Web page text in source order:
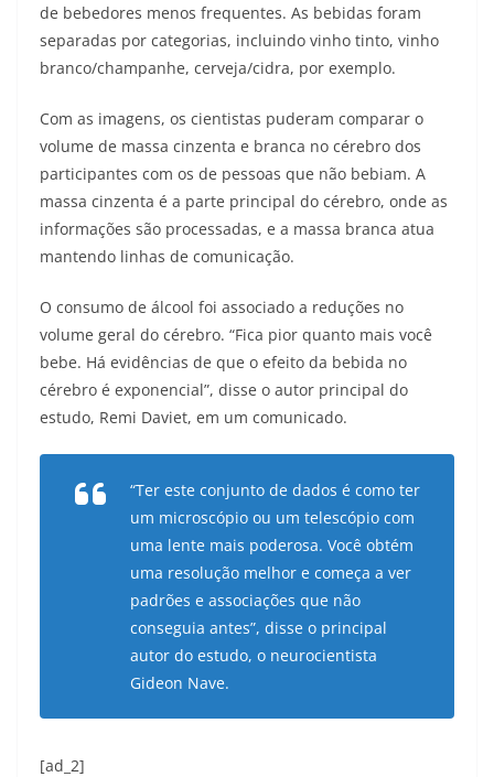
de bebedores menos frequentes. As bebidas foram
separadas por categorias, incluindo vinho tinto, vinho
branco/champanhe, cerveja/cidra, por exemplo.
Com as imagens, os cientistas puderam comparar o
volume de massa cinzenta e branca no cérebro dos
participantes com os de pessoas que não bebiam. A
massa cinzenta é a parte principal do cérebro, onde as
informações são processadas, e a massa branca atua
mantendo linhas de comunicação.
O consumo de álcool foi associado a reduções no
volume geral do cérebro. “Fica pior quanto mais você
bebe. Há evidências de que o efeito da bebida no
cérebro é exponencial”, disse o autor principal do
estudo, Remi Daviet, em um comunicado.
“Ter este conjunto de dados é como ter
um microscópio ou um telescópio com
uma lente mais poderosa. Você obtém
uma resolução melhor e começa a ver
padrões e associações que não
conseguia antes”, disse o principal
autor do estudo, o neurocientista
Gideon Nave.
[ad_2]